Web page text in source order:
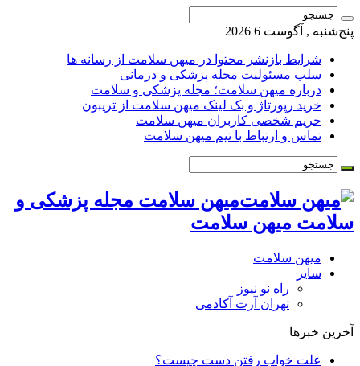
پنج‌شنبه , آگوست 6 2026
شرایط بازنشر محتوا در میهن سلامت از رسانه ها
سلب مسئولیت مجله پزشکی و درمانی
درباره میهن سلامت؛ مجله پزشکی و سلامت
خرید رپورتاژ و بک لینک میهن سلامت از تریبون
حریم شخصی کاربران میهن سلامت
تماس و ارتباط با تیم میهن سلامت
میهن سلامت مجله پزشکی و
سلامت میهن سلامت
میهن سلامت
سایر
راه نو نیوز
تهران آرت آکادمی
آخرین خبرها
علت خواب رفتن دست چیست؟